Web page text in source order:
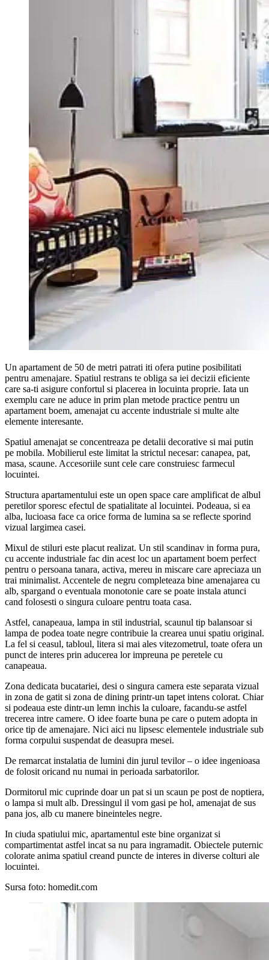
Un apartament de 50 de metri patrati iti ofera putine posibilitati
pentru amenajare. Spatiul restrans te obliga sa iei decizii eficiente
care sa-ti asigure confortul si placerea in locuinta proprie. Iata un
exemplu care ne aduce in prim plan metode practice pentru un
apartament boem, amenajat cu accente industriale si multe alte
elemente interesante.
Spatiul amenajat se concentreaza pe detalii decorative si mai putin
pe mobila. Mobilierul este limitat la strictul necesar: canapea, pat,
masa, scaune. Accesoriile sunt cele care construiesc farmecul
locuintei.
Structura apartamentului este un open space care amplificat de albul
peretilor sporesc efectul de spatialitate al locuintei. Podeaua, si ea
alba, lucioasa face ca orice forma de lumina sa se reflecte sporind
vizual largimea casei.
Mixul de stiluri este placut realizat. Un stil scandinav in forma pura,
cu accente industriale fac din acest loc un apartament boem perfect
pentru o persoana tanara, activa, mereu in miscare care apreciaza un
trai minimalist. Accentele de negru completeaza bine amenajarea cu
alb, spargand o eventuala monotonie care se poate instala atunci
cand folosesti o singura culoare pentru toata casa.
Astfel, canapeaua, lampa in stil industrial, scaunul tip balansoar si
lampa de podea toate negre contribuie la crearea unui spatiu original.
La fel si ceasul, tabloul, litera si mai ales vitezometrul, toate ofera un
punct de interes prin aducerea lor impreuna pe peretele cu
canapeaua.
Zona dedicata bucatariei, desi o singura camera este separata vizual
in zona de gatit si zona de dining printr-un tapet intens colorat. Chiar
si podeaua este dintr-un lemn inchis la culoare, facandu-se astfel
trecerea intre camere. O idee foarte buna pe care o putem adopta in
orice tip de amenajare. Nici aici nu lipsesc elementele industriale sub
forma corpului suspendat de deasupra mesei.
De remarcat instalatia de lumini din jurul tevilor – o idee ingenioasa
de folosit oricand nu numai in perioada sarbatorilor.
Dormitorul mic cuprinde doar un pat si un scaun pe post de noptiera,
o lampa si mult alb. Dressingul il vom gasi pe hol, amenajat de sus
pana jos, alb cu manere bineinteles negre.
In ciuda spatiului mic, apartamentul este bine organizat si
compartimentat astfel incat sa nu para ingramadit. Obiectele puternic
colorate anima spatiul creand puncte de interes in diverse colturi ale
locuintei.
Sursa foto: homedit.com